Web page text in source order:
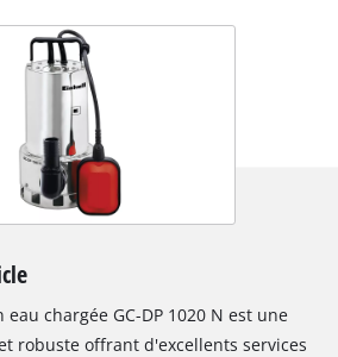
chargée GC-DP 1020 N est une
robuste offrant d'excellents services